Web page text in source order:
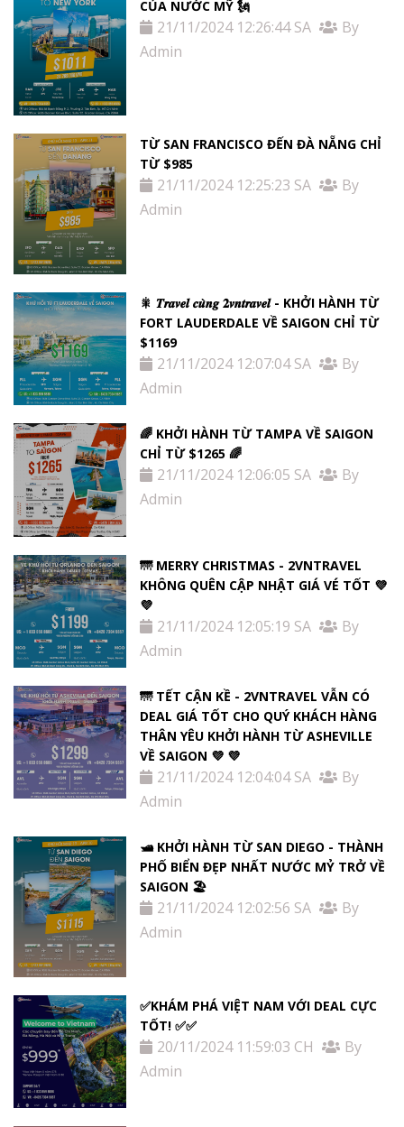
CỦA NƯỚC MỸ 🗽
21/11/2024 12:26:44 SA
By
Admin
TỪ SAN FRANCISCO ĐẾN ĐÀ NẴNG CHỈ
TỪ $985
21/11/2024 12:25:23 SA
By
Admin
🎇 𝑻𝒓𝒂𝒗𝒆𝒍 𝒄𝒖̀𝒏𝒈 𝟐𝒗𝒏𝒕𝒓𝒂𝒗𝒆𝒍 - KHỞI HÀNH TỪ
FORT LAUDERDALE VỀ SAIGON CHỈ TỪ
$1169
21/11/2024 12:07:04 SA
By
Admin
🌈 KHỞI HÀNH TỪ TAMPA VỀ SAIGON
CHỈ TỪ $1265 🌈
21/11/2024 12:06:05 SA
By
Admin
🌁 MERRY CHRISTMAS - 2VNTRAVEL
KHÔNG QUÊN CẬP NHẬT GIÁ VÉ TỐT 💜
💜
21/11/2024 12:05:19 SA
By
Admin
🌁 TẾT CẬN KỀ - 2VNTRAVEL VẪN CÓ
DEAL GIÁ TỐT CHO QUÝ KHÁCH HÀNG
THÂN YÊU KHỞI HÀNH TỪ ASHEVILLE
VỀ SAIGON 💜 💜
21/11/2024 12:04:04 SA
By
Admin
🛥️ KHỞI HÀNH TỪ SAN DIEGO - THÀNH
PHỐ BIỂN ĐẸP NHẤT NƯỚC MỶ TRỞ VỀ
SAIGON 🏖️
21/11/2024 12:02:56 SA
By
Admin
✅KHÁM PHÁ VIỆT NAM VỚI DEAL CỰC
TỐT! ✅✅
20/11/2024 11:59:03 CH
By
Admin